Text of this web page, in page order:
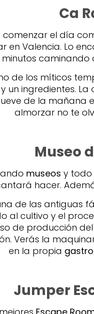
Ca
el día
en Valencia. Lo
minutos
de los míticos
ingredientes.
de la mañana
almorzar no te
Museo
museos y
hacer.
de las antiguas
al cultivo y el
de producción
Verás la
en la propia
Jumper